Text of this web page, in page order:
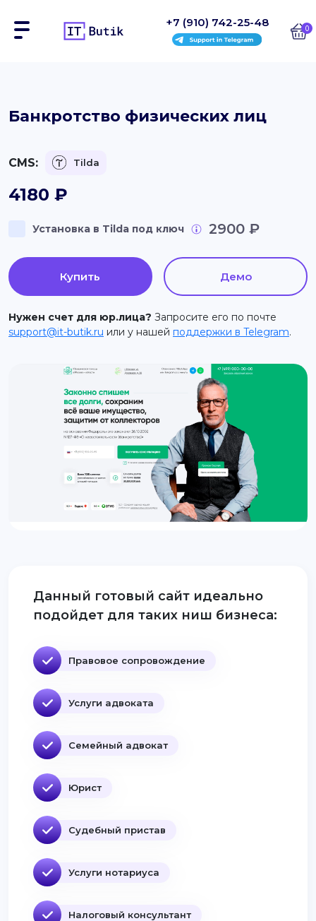
Блоки
На заказ
Инструкции
support@it-butik.ru
+7 (910) 742-25-48 0
Банкротство физических лиц
CMS: Tilda
4180 ₽
Установка в Tilda под ключ 2900 ₽
Купить Демо
Нужен счет для юр.лица? Запросите его по почте
support@it-butik.ru или у нашей поддержки в Telegram.
Данный готовый сайт идеально
подойдет для таких ниш бизнеса:
Правовое сопровождение
Услуги адвоката
Семейный адвокат
Юрист
Судебный пристав
Услуги нотариуса
Налоговый консультант